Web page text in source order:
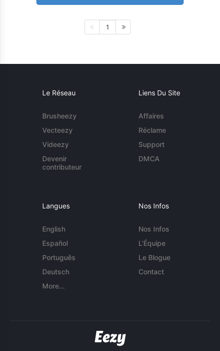
1
Le Réseau
Brusheezy
Vecteezy
Videezy
Devenir
contributeur
Liens Du Site
Affaires
Réclame
Support
DMCA
Langues
English
Español
Português
Deutsch
More...
Nos Infos
Nos Infos
L'Équipe
Le Blogue
Contact